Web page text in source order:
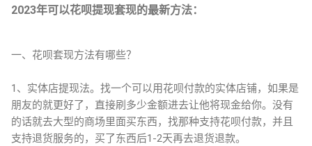
2023年可以花呗提现套现的最新方法：
一、花呗套现方法有哪些？
1、实体店提现法。找一个可以用花呗付款的实体店铺，如果是
朋友的就更好了，直接刷多少金额进去让他将现金给你。没有
的话就去大型的商场里面买东西，找那种支持花呗付款，并且
支持退货服务的，买了东西后1-2天再去退货退款。